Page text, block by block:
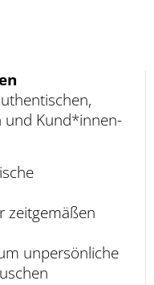
und Kund*innen-
zeitgemäßen
unpersönliche